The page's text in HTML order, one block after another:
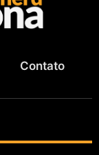
Contato